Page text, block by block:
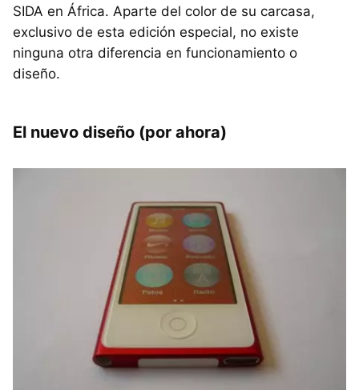
SIDA en África. Aparte del color de su carcasa,
exclusivo de esta edición especial, no existe
ninguna otra diferencia en funcionamiento o
diseño.
El nuevo diseño (por ahora)